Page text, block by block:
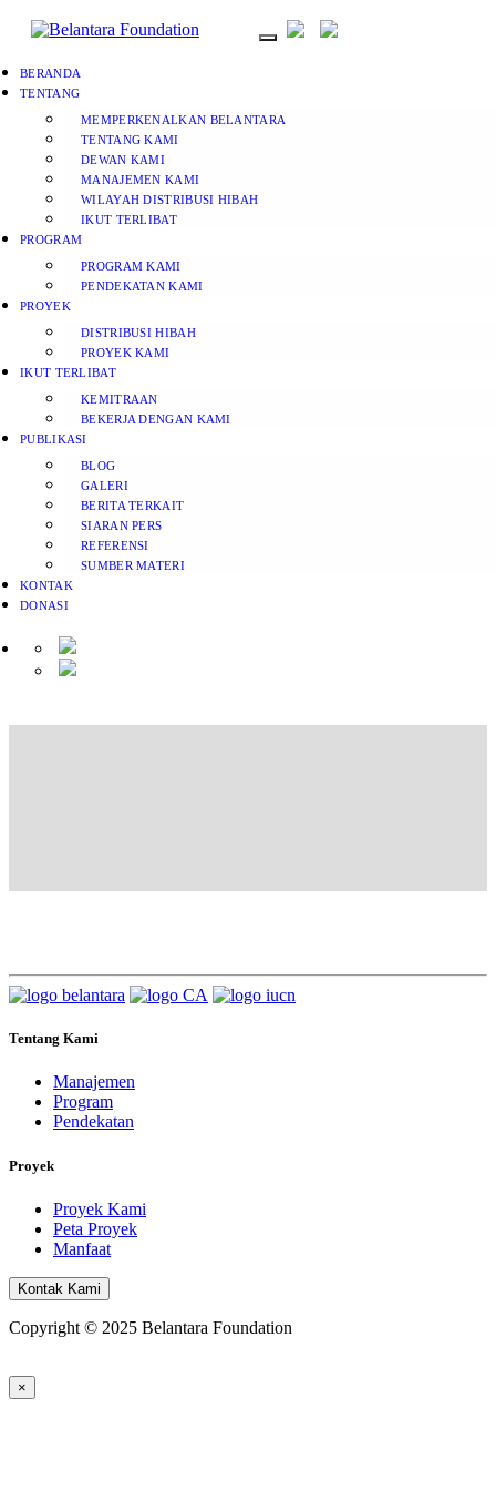
BERANDA
TENTANG
MEMPERKENALKAN BELANTARA
TENTANG KAMI
DEWAN KAMI
MANAJEMEN KAMI
WILAYAH DISTRIBUSI HIBAH
IKUT TERLIBAT
PROGRAM
PROGRAM KAMI
PENDEKATAN KAMI
PROYEK
DISTRIBUSI HIBAH
PROYEK KAMI
IKUT TERLIBAT
KEMITRAAN
BEKERJA DENGAN KAMI
PUBLIKASI
BLOG
GALERI
BERITA TERKAIT
SIARAN PERS
REFERENSI
SUMBER MATERI
KONTAK
DONASI
Tentang Kami
Manajemen
Program
Pendekatan
Proyek
Proyek Kami
Peta Proyek
Manfaat
Kontak Kami
Copyright © 2025 Belantara Foundation
×